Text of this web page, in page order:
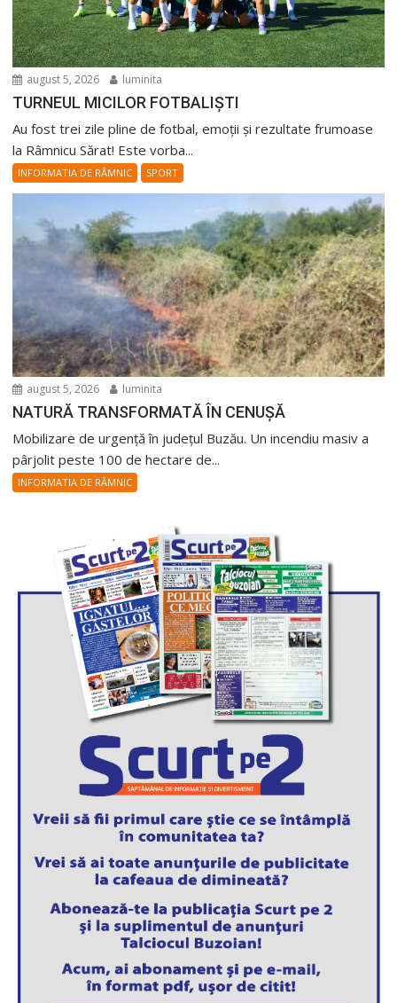
august 5, 2026 luminita
TURNEUL MICILOR FOTBALIȘTI
Au fost trei zile pline de fotbal, emoții și rezultate frumoase
la Râmnicu Sărat! Este vorba...
INFORMATIA DE RÂMNIC SPORT
august 5, 2026 luminita
NATURĂ TRANSFORMATĂ ÎN CENUȘĂ
Mobilizare de urgență în județul Buzău. Un incendiu masiv a
pârjolit peste 100 de hectare de...
INFORMATIA DE RÂMNIC